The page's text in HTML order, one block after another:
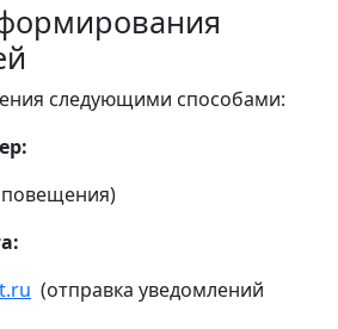
следующими способами:
(отправка уведомлений